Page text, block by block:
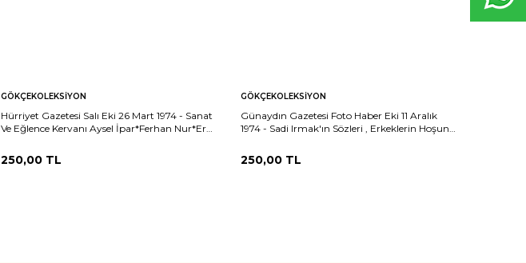
GÖKÇEKOLEKSIYON
Hürriyet Gazetesi Salı Eki 26 Mart 1974 - Sanat
Ve Eğlence Kervanı Aysel İpar*Ferhan Nur*Erol
250,00 TL
GÖKÇEKOLEKSIYON
Günaydın Gazetesi Foto Haber Eki 11 Aralık
1974 - Sadi Irmak'ın Sözleri , Erkeklerin Hoşuna
250,00 TL